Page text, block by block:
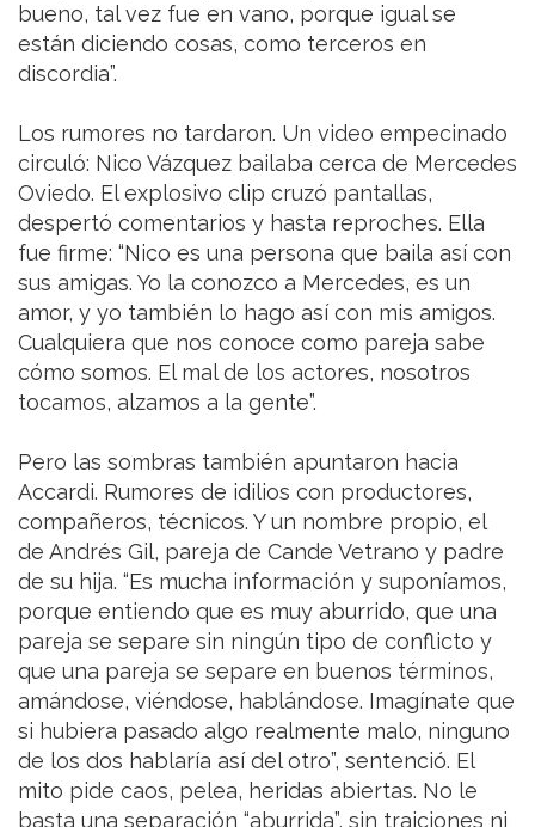
bueno, tal vez fue en vano, porque igual se
están diciendo cosas, como terceros en
discordia”.
Los rumores no tardaron. Un video empecinado
circuló: Nico Vázquez bailaba cerca de Mercedes
Oviedo. El explosivo clip cruzó pantallas,
despertó comentarios y hasta reproches. Ella
fue firme: “Nico es una persona que baila así con
sus amigas. Yo la conozco a Mercedes, es un
amor, y yo también lo hago así con mis amigos.
Cualquiera que nos conoce como pareja sabe
cómo somos. El mal de los actores, nosotros
tocamos, alzamos a la gente”.
Pero las sombras también apuntaron hacia
Accardi. Rumores de idilios con productores,
compañeros, técnicos. Y un nombre propio, el
de Andrés Gil, pareja de Cande Vetrano y padre
de su hija. “Es mucha información y suponíamos,
porque entiendo que es muy aburrido, que una
pareja se separe sin ningún tipo de conflicto y
que una pareja se separe en buenos términos,
amándose, viéndose, hablándose. Imagínate que
si hubiera pasado algo realmente malo, ninguno
de los dos hablaría así del otro”, sentenció. El
mito pide caos, pelea, heridas abiertas. No le
basta una separación “aburrida”, sin traiciones ni